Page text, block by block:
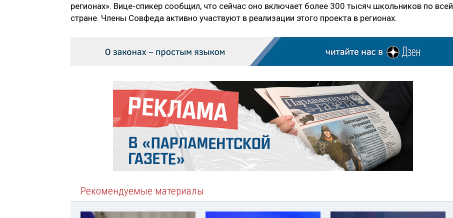
регионах». Вице-спикер сообщил, что сейчас оно включает более 300 тысяч школьников по всей
стране. Члены Совфеда активно участвуют в реализации этого проекта в регионах.
Рекомендуемые материалы